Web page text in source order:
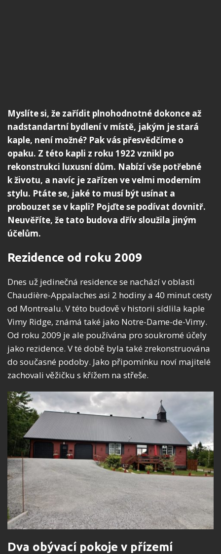
Myslíte si, že zařídit plnohodnotné dokonce až
nadstandartní bydlení v místě, jakým je stará
kaple, není možné? Pak vás přesvědčíme o
opaku. Z této kapli z roku 1922 vznikl po
rekonstrukci luxusní dům. Nabízí vše potřebné
k životu, a navíc je zařízen ve velmi moderním
stylu. Ptáte se, jaké to musí být usínat a
probouzet se v kapli? Pojďte se podívat dovnitř.
Neuvěříte, že tato budova dřív sloužila jiným
účelům.
Rezidence od roku 2009
Dnes už jedinečná residence se nachází v oblasti
Chaudière-Appalaches asi 2 hodiny a 40 minut cesty
od Montrealu. V této budově v historii sídlila kaple
Vimy Ridge, známá také jako Notre-Dame-de-Vimy.
Od roku 2009 je ale používána pro soukromé účely
jako rezidence. V té době byla také zrekonstruována
do současné podoby. Jako připomínku noví majitelé
zachovali věžičku s křížem na střeše.
Dva obývací pokoje v přízemí